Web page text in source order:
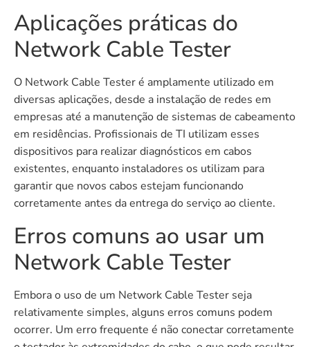
Aplicações práticas do
Network Cable Tester
O Network Cable Tester é amplamente utilizado em
diversas aplicações, desde a instalação de redes em
empresas até a manutenção de sistemas de cabeamento
em residências. Profissionais de TI utilizam esses
dispositivos para realizar diagnósticos em cabos
existentes, enquanto instaladores os utilizam para
garantir que novos cabos estejam funcionando
corretamente antes da entrega do serviço ao cliente.
Erros comuns ao usar um
Network Cable Tester
Embora o uso de um Network Cable Tester seja
relativamente simples, alguns erros comuns podem
ocorrer. Um erro frequente é não conectar corretamente